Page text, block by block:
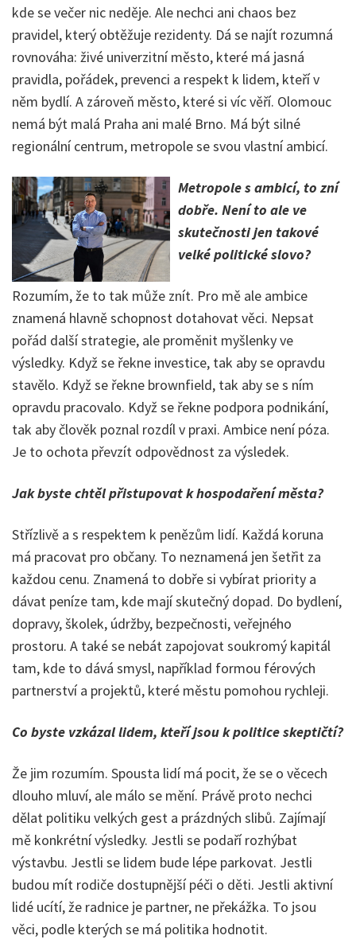
kde se večer nic neděje. Ale nechci ani chaos bez
pravidel, který obtěžuje rezidenty. Dá se najít rozumná
rovnováha: živé univerzitní město, které má jasná
pravidla, pořádek, prevenci a respekt k lidem, kteří v
něm bydlí. A zároveň město, které si víc věří. Olomouc
nemá být malá Praha ani malé Brno. Má být silné
regionální centrum, metropole se svou vlastní ambicí.
Metropole s ambicí, to zní
dobře. Není to ale ve
skutečnosti jen takové
velké politické slovo?
Rozumím, že to tak může znít. Pro mě ale ambice
znamená hlavně schopnost dotahovat věci. Nepsat
pořád další strategie, ale proměnit myšlenky ve
výsledky. Když se řekne investice, tak aby se opravdu
stavělo. Když se řekne brownfield, tak aby se s ním
opravdu pracovalo. Když se řekne podpora podnikání,
tak aby člověk poznal rozdíl v praxi. Ambice není póza.
Je to ochota převzít odpovědnost za výsledek.
Jak byste chtěl přistupovat k hospodaření města?
Střízlivě a s respektem k penězům lidí. Každá koruna
má pracovat pro občany. To neznamená jen šetřit za
každou cenu. Znamená to dobře si vybírat priority a
dávat peníze tam, kde mají skutečný dopad. Do bydlení,
dopravy, školek, údržby, bezpečnosti, veřejného
prostoru. A také se nebát zapojovat soukromý kapitál
tam, kde to dává smysl, například formou férových
partnerství a projektů, které městu pomohou rychleji.
Co byste vzkázal lidem, kteří jsou k politice skeptičtí?
Že jim rozumím. Spousta lidí má pocit, že se o věcech
dlouho mluví, ale málo se mění. Právě proto nechci
dělat politiku velkých gest a prázdných slibů. Zajímají
mě konkrétní výsledky. Jestli se podaří rozhýbat
výstavbu. Jestli se lidem bude lépe parkovat. Jestli
budou mít rodiče dostupnější péči o děti. Jestli aktivní
lidé ucítí, že radnice je partner, ne překážka. To jsou
věci, podle kterých se má politika hodnotit.